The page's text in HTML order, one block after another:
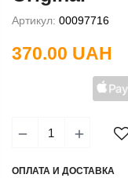
Артикул: 00097716
370.00 UAH
ОПЛАТА И ДОСТАВКА